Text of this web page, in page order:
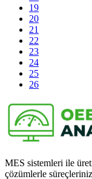
19
20
21
22
23
24
25
26
MES sistemleri ile
çözümlerle